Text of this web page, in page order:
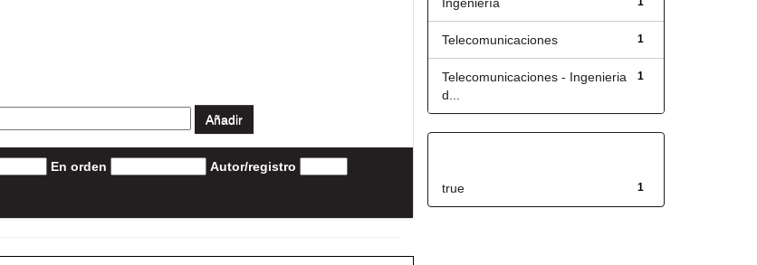
En orden Autor/registro
1
Telecomunicaciones
1
Telecomunicaciones - Ingenieria
d...
1
true